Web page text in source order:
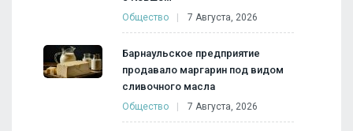
Общество 7 Августа, 2026
Барнаульское предприятие
продавало маргарин под видом
сливочного масла
Общество 7 Августа, 2026